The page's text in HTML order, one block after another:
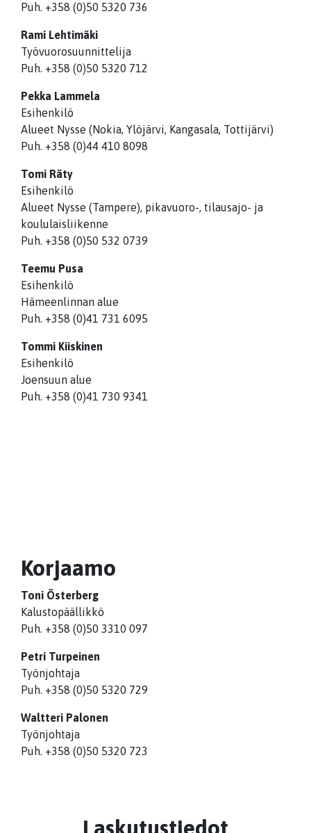
Puh. +358 (0)50 5320 736
Rami Lehtimäki
Työvuorosuunnittelija
Puh. +358 (0)50 5320 712
Pekka Lammela
Esihenkilö
Alueet Nysse (Nokia, Ylöjärvi, Kangasala, Tottijärvi)
Puh. +358 (0)44 410 8098
Tomi Räty
Esihenkilö
Alueet Nysse (Tampere), pikavuoro-, tilausajo- ja
koululaisliikenne
Puh. +358 (0)50 532 0739
Teemu Pusa
Esihenkilö
Hämeenlinnan alue
Puh. +358 (0)41 731 6095
Tommi Kiiskinen
Esihenkilö
Joensuun alue
Puh. +358 (0)41 730 9341
Korjaamo
Toni Österberg
Kalustopäällikkö
Puh. +358 (0)50 3310 097
Petri Turpeinen
Työnjohtaja
Puh. +358 (0)50 5320 729
Waltteri Palonen
Työnjohtaja
Puh. +358 (0)50 5320 723